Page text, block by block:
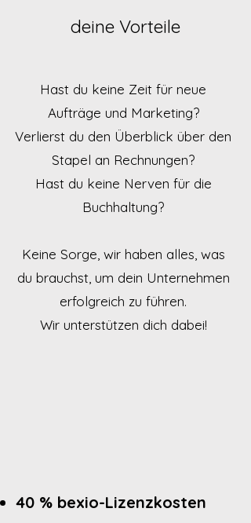
deine Vorteile
Hast du keine Zeit für neue
Aufträge und Marketing?
Verlierst du den Überblick über den
Stapel an Rechnungen?
Hast du keine Nerven für die
Buchhaltung?
Keine Sorge, wir haben alles, was
du brauchst, um dein Unternehmen
erfolgreich zu führen.
Wir unterstützen dich dabei!
40 % bexio-Lizenzkosten